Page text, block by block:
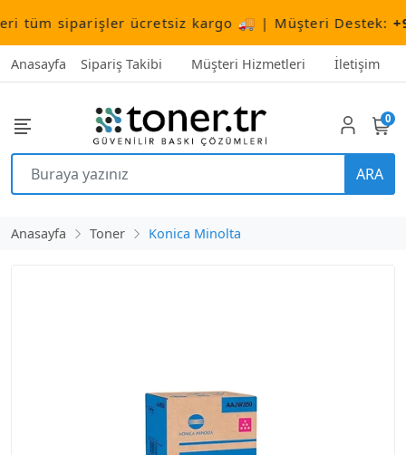
siparişler ücretsiz kargo 🚚 | Müşteri Destek:+90
Anasayfa Sipariş Takibi Müşteri Hizmetleri İletişim
ARA
0
Anasayfa Toner Konica Minolta